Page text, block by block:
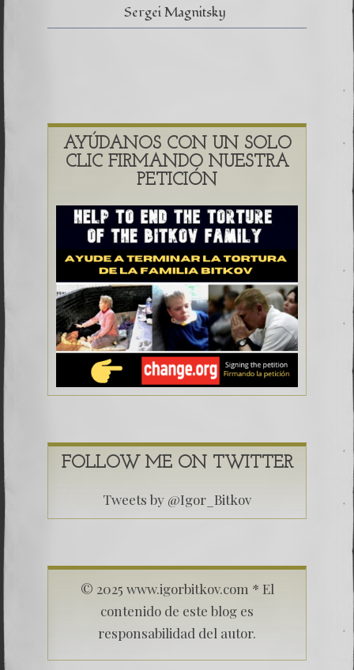
Sergei Magnitsky
AYÚDANOS CON UN SOLO
CLIC FIRMANDO NUESTRA
PETICIÓN
FOLLOW ME ON TWITTER
Tweets by @Igor_Bitkov
© 2025 www.igorbitkov.com * El
contenido de este blog es
responsabilidad del autor.